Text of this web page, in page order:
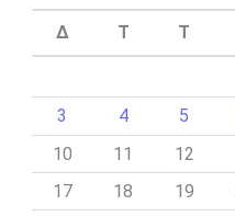
Δ Τ Τ
3
4 5
10
11 12
17
18 19